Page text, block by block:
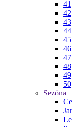
41
42
43
44
45
46
47
48
49
50
Sezóna